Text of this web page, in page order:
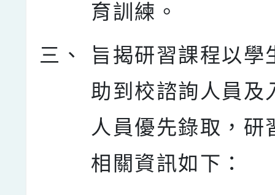
育訓練。
三、
旨揭研習課程以學
助到校諮詢人員及
人員優先錄取，研
相關資訊如下：